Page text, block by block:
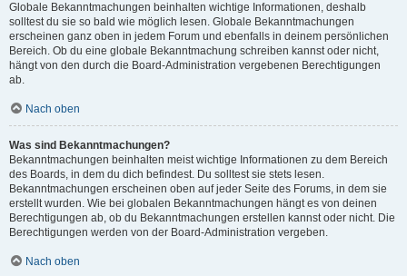
Globale Bekanntmachungen beinhalten wichtige Informationen, deshalb
solltest du sie so bald wie möglich lesen. Globale Bekanntmachungen
erscheinen ganz oben in jedem Forum und ebenfalls in deinem persönlichen
Bereich. Ob du eine globale Bekanntmachung schreiben kannst oder nicht,
hängt von den durch die Board-Administration vergebenen Berechtigungen
ab.
Nach oben
Was sind Bekanntmachungen?
Bekanntmachungen beinhalten meist wichtige Informationen zu dem Bereich
des Boards, in dem du dich befindest. Du solltest sie stets lesen.
Bekanntmachungen erscheinen oben auf jeder Seite des Forums, in dem sie
erstellt wurden. Wie bei globalen Bekanntmachungen hängt es von deinen
Berechtigungen ab, ob du Bekanntmachungen erstellen kannst oder nicht. Die
Berechtigungen werden von der Board-Administration vergeben.
Nach oben